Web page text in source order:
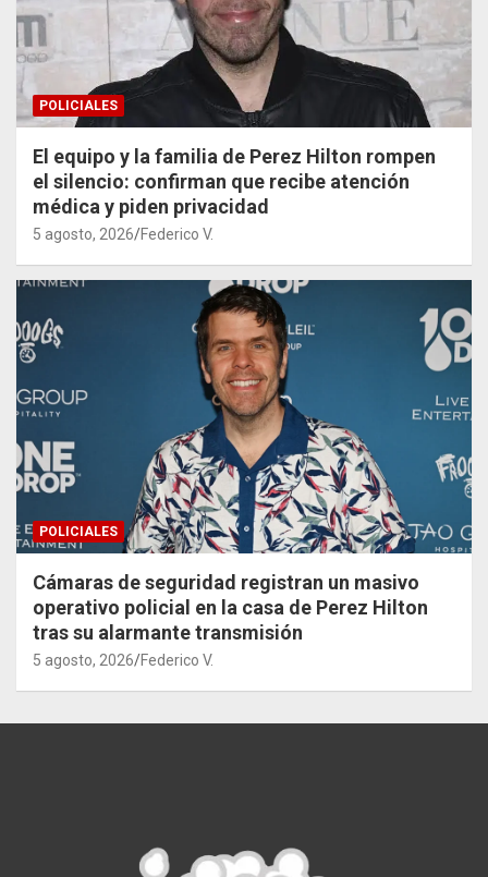
POLICIALES
El equipo y la familia de Perez Hilton rompen
el silencio: confirman que recibe atención
médica y piden privacidad
5 agosto, 2026 Federico V.
POLICIALES
Cámaras de seguridad registran un masivo
operativo policial en la casa de Perez Hilton
tras su alarmante transmisión
5 agosto, 2026 Federico V.